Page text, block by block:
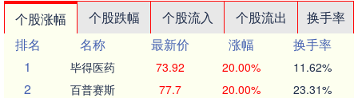
个股涨幅 个股跌幅 个股流入 个股流出
换手率
排名
名称 最新价 涨幅
换手率
1
毕得医药 73.92 20.00% 11.62%
2 百普赛斯 77.7 20.00% 23.31%